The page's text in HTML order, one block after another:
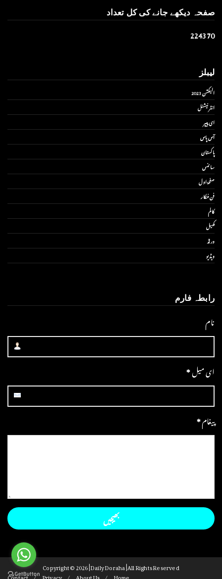
صفحہ دیکھے جانے کی کل تعداد
224370
لیبلز
الیکشن 2023
انٹر نیشنل
ای پیپر
آس پاس
پاکستان
سائنس
صفحۂ اول
فن فنکار
کالم
کھیل
ورلڈ
ویڈیو
رابطہ فارم
نام
ای میل*
پیغام*
Copyright ©2026 | Daily Doraha | All Rights Reserved